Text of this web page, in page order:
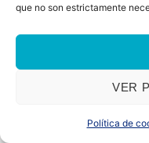
que no son estrictamente
VER
Política de
© 2026 Foro